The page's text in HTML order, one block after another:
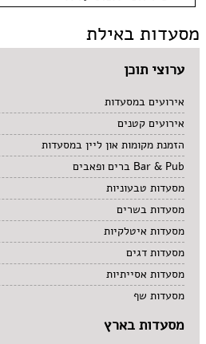
סושי
אוכל ביתי
סיני
משלוחים
מסעדות באילת
ערוצי תוכן
אירועים במסעדות
אירועים קטנים
הזמנת מקומות און ליין במסעדות
Bar & Pub ברים ופאבים
מסעדות טבעוניות
מסעדות בשרים
מסעדות איטלקיות
מסעדות דגים
מסעדות אסייתיות
מסעדות שף
מסעדות בארץ